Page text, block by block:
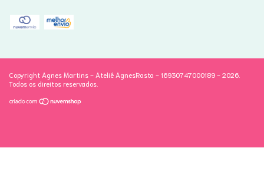
Copyright Agnes Martins - Ateliê AgnesRasta - 16930747000189 - 2026.
Todos os direitos reservados.